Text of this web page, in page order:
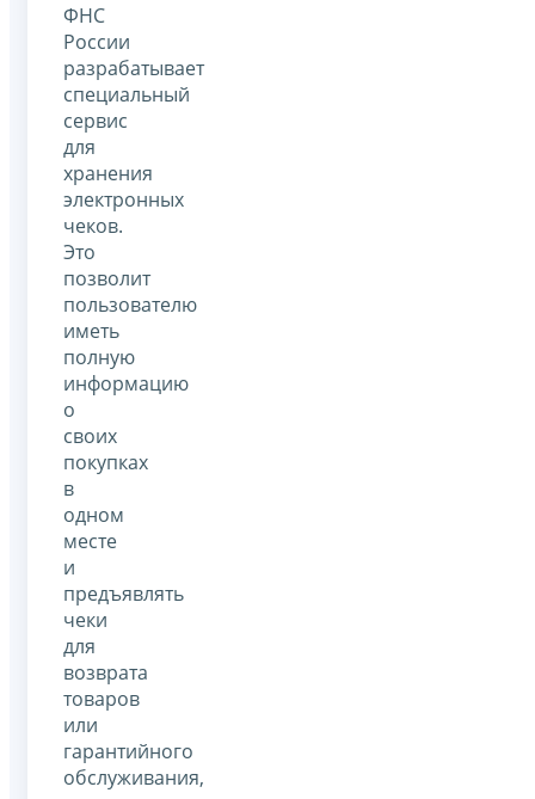
ФНС
России
разрабатывает
специальный
сервис
для
хранения
электронных
чеков.
Это
позволит
пользователю
иметь
полную
информацию
о
своих
покупках
в
одном
месте
и
предъявлять
чеки
для
возврата
товаров
или
гарантийного
обслуживания,